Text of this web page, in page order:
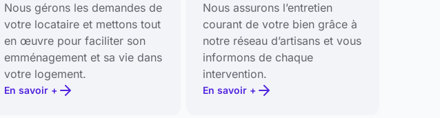
Nous gérons les demandes de
votre locataire et mettons tout
en œuvre pour faciliter son
emménagement et sa vie dans
votre logement.
En savoir +
Nous assurons l’entretien
courant de votre bien grâce à
notre réseau d’artisans et vous
informons de chaque
intervention.
En savoir +